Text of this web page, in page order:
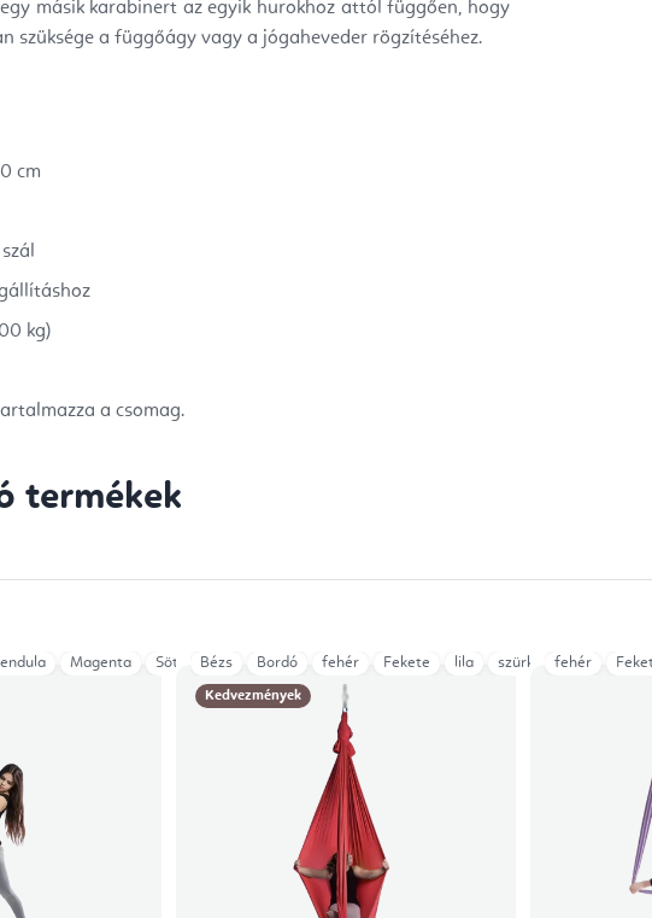
másik karabinert az egyik hurokhoz attól függően, hogy
szüksége a függőágy vagy a jógaheveder rögzítéséhez.
cm
kg)
a csomag.
termékek
Magenta Sötétkék Zöld smaragd
Kedvezmények
Bézs Bordó fehér Fekete lila szürke Türkiz
fehér